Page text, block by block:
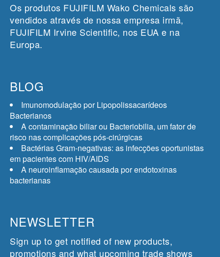
Os produtos FUJIFILM Wako Chemicals são
vendidos através de nossa empresa irmã,
FUJIFILM Irvine Scientific, nos EUA e na
Europa.
BLOG
Imunomodulação por Lipopolissacarídeos
Bacterianos
A contaminação biliar ou Bacteriobilia, um fator de
risco nas complicações pós-cirúrgicas
Bactérias Gram-negativas: as infecções oportunistas
em pacientes com HIV/AIDS
A neuroinflamação causada por endotoxinas
bacterianas
NEWSLETTER
Sign up to get notified of new products,
promotions and what upcoming trade shows